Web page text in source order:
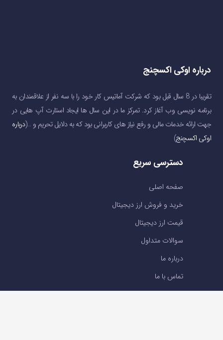
درباره اوکی اکسچنج
تقریبا در 8 سال قبل بود که شرکت آماتیس کار خود را با سه نفر از علاقمندان به
برنامه نویسی وب آغاز کرد. تمرکز ما در این سال ها ایجاد استارت آپ هایی در
جهت ارائه خدمات مالی و رفع نیاز های کاربرانی بود که به دلایل تحریم و …(درباره
اوکی اکسچنج)
دسترسی سریع
صفحه اصلی
خرید و فروش ارز دیجیتال
قیمت ارز دیجیتال
سوالات متداول
درباره ما
تماس با ما